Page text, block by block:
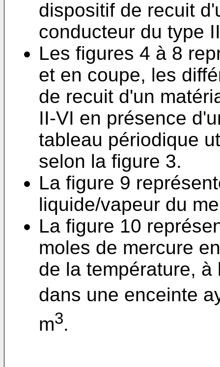
dispositif de recuit
conducteur du type
Les figures 4 à 8
et en coupe, les
de recuit d'un
II-VI en présence
tableau périodique
selon la figure 3.
La figure 9
liquide/vapeur du
La figure 10
moles de mercure
de la température,
dans une enceinte
m3.